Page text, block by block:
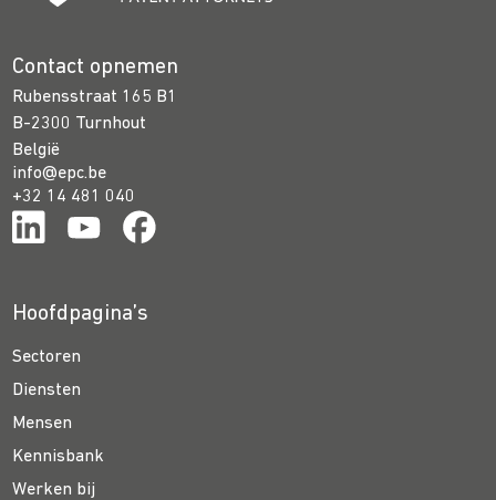
Contact opnemen
Rubensstraat 165 B1
B-2300 Turnhout
België
info@epc.be
+32 14 481 040
Hoofdpagina’s
Sectoren
Diensten
Mensen
Kennisbank
Werken bij